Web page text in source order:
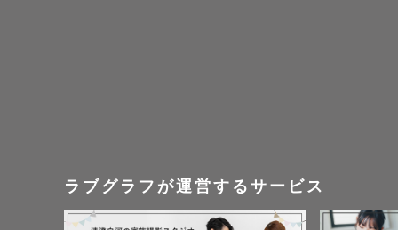
ラブグラフが運営するサービス